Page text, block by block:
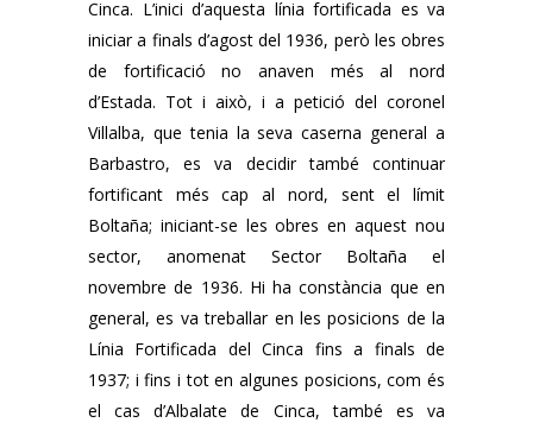
Cinca. L’inici d’aquesta línia fortificada es va
iniciar a finals d’agost del 1936, però les obres
de fortificació no anaven més al nord
d’Estada. Tot i això, i a petició del coronel
Villalba, que tenia la seva caserna general a
Barbastro, es va decidir també continuar
fortificant més cap al nord, sent el límit
Boltaña; iniciant-se les obres en aquest nou
sector, anomenat Sector Boltaña el
novembre de 1936. Hi ha constància que en
general, es va treballar en les posicions de la
Línia Fortificada del Cinca fins a finals de
1937; i fins i tot en algunes posicions, com és
el cas d’Albalate de Cinca, també es va